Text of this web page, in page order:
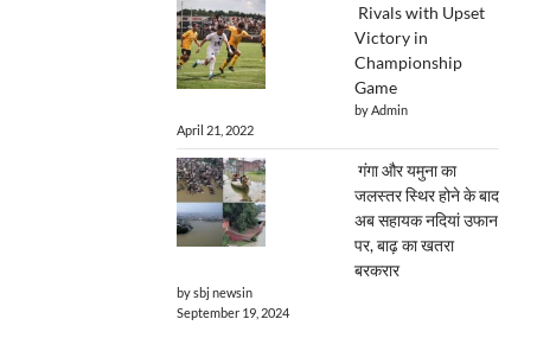
Rivals with Upset
Victory in
Championship
Game
by Admin
April 21, 2022
गंगा और यमुना का
जलस्तर स्थिर होने के बाद
अब सहायक नदियां उफान
पर, बाढ़ का खतरा
बरकरार
by sbj newsin
September 19, 2024